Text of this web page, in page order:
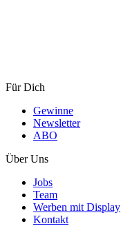
Für Dich
Gewinne
Newsletter
ABO
Über Uns
Jobs
Team
Werben mit Display
Kontakt